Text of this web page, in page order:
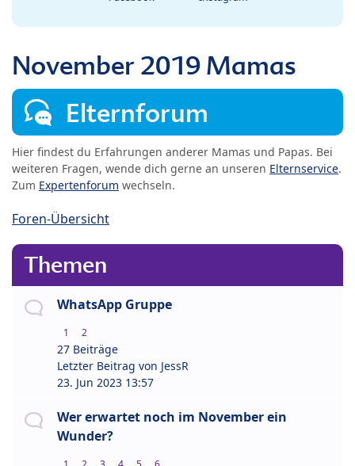
November 2019 Mamas
Elternforum
Hier findest du Erfahrungen anderer Mamas und Papas. Bei
weiteren Fragen, wende dich gerne an unseren Elternservice.
Zum Expertenforum wechseln.
Foren-Übersicht
Themen
WhatsApp Gruppe
1 2
27 Beiträge
Letzter Beitrag von JessR
23. Jun 2023 13:57
Wer erwartet noch im November ein
Wunder?